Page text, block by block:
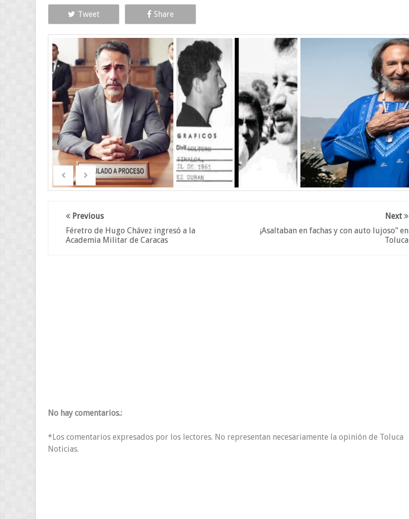
Tweet Share
Next
¡Asaltaban en fachas y con auto lujoso" en
Toluca
Previous
Féretro de Hugo Chávez ingresó a la
Academia Militar de Caracas
No hay comentarios.:
*Los comentarios expresados por los lectores. No representan necesariamente la opinión de Toluca
Noticias.